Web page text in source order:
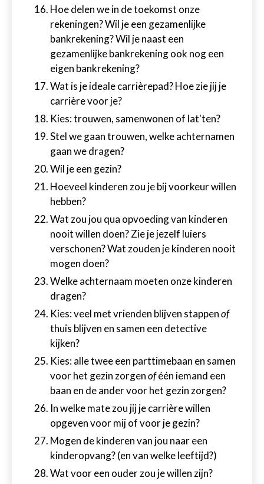
Hoe delen we in de toekomst onze
rekeningen? Wil je een gezamenlijke
bankrekening? Wil je naast een
gezamenlijke bankrekening ook nog een
eigen bankrekening?
Wat is je ideale carrièrepad? Hoe zie jij je
carrière voor je?
Kies: trouwen, samenwonen of lat'ten?
Stel we gaan trouwen, welke achternamen
gaan we dragen?
Wil je een gezin?
Hoeveel kinderen zou je bij voorkeur willen
hebben?
Wat zou jou qua opvoeding van kinderen
nooit willen doen? Zie je jezelf luiers
verschonen? Wat zouden je kinderen nooit
mogen doen?
Welke achternaam moeten onze kinderen
dragen?
Kies: veel met vrienden blijven stappenof
thuis blijven en samen een detective
kijken?
Kies: alle twee een parttimebaan en samen
voor het gezin zorgenoféén iemand een
baan en de ander voor het gezin zorgen?
In welke mate zou jij je carrière willen
opgeven voor mij of voor je gezin?
Mogen de kinderen van jou naar een
kinderopvang? (en van welke leeftijd?)
Wat voor een ouder zou je willen zijn?